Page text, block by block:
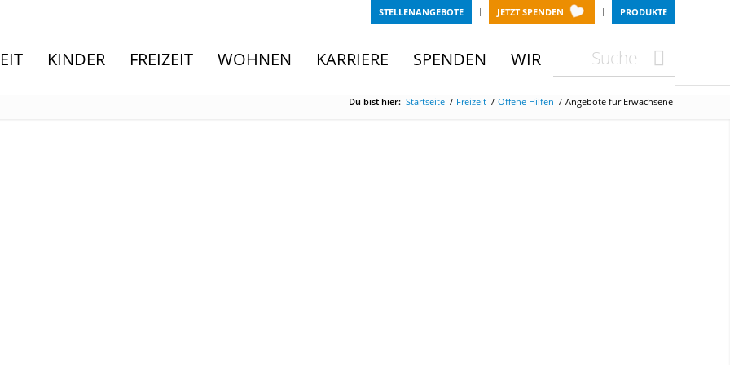
STELLENANGEBOTE JETZT SPENDEN PRODUKTE
KINDER FREIZEIT WOHNEN KARRIERE SPENDEN WIR
Du bist hier: Startseite / Freizeit / Offene Hilfen / Angebote für Erwachsene